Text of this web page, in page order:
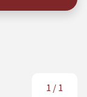
1 /1